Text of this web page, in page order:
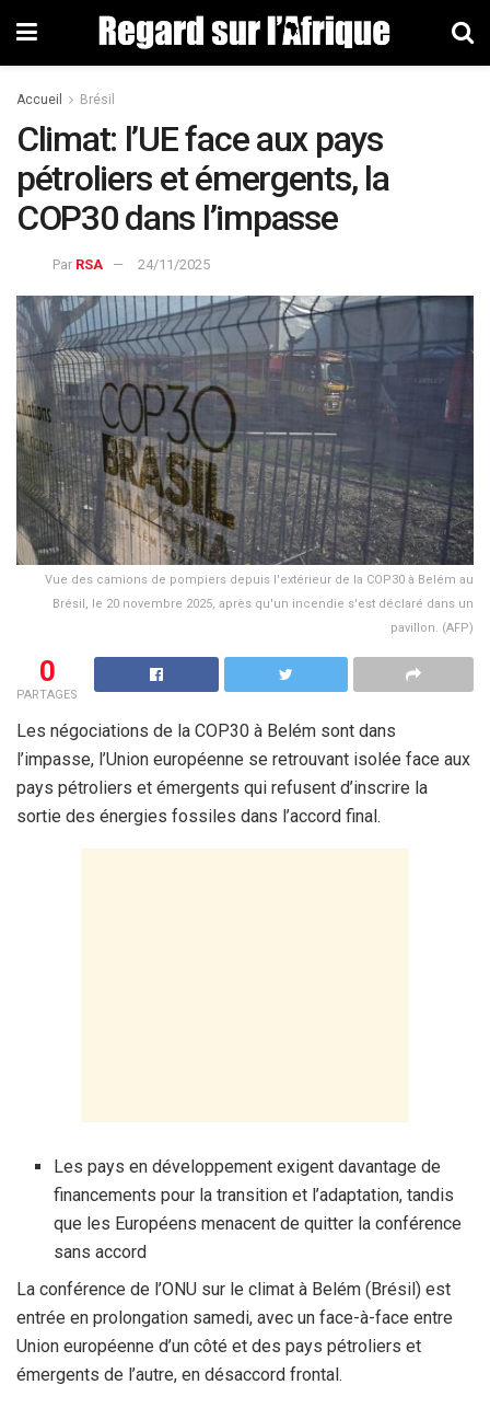
Accueil Brésil
Climat: l’UE face aux pays
pétroliers et émergents, la
COP30 dans l’impasse
Par RSA 24/11/2025
Vue des camions de pompiers depuis l'extérieur de la COP30 à Belém au
Brésil, le 20 novembre 2025, après qu'un incendie s'est déclaré dans un
pavillon. (AFP)
0
PARTAGES
Les négociations de la COP30 à Belém sont dans
l’impasse, l’Union européenne se retrouvant isolée face aux
pays pétroliers et émergents qui refusent d’inscrire la
sortie des énergies fossiles dans l’accord final.
Les pays en développement exigent davantage de
financements pour la transition et l’adaptation, tandis
que les Européens menacent de quitter la conférence
sans accord
La conférence de l’ONU sur le climat à Belém (Brésil) est
entrée en prolongation samedi, avec un face-à-face entre
Union européenne d’un côté et des pays pétroliers et
émergents de l’autre, en désaccord frontal.